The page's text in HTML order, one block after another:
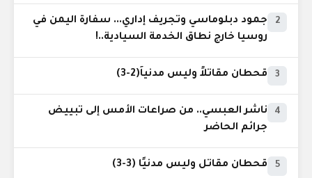
2
جمود دبلوماسي وتجريف إداري... سفارة اليمن في
روسيا خارج نطاق الخدمة السيادية..!
3 قحطان مقاتلاً وليس مدنياً(2-3)
4
ناشر العبسي.. من صراعات الأمس إلى تبييض
جرائم الحاضر
5 قحطان مقاتل وليس مدنيًا (3-3)